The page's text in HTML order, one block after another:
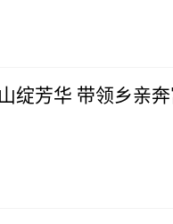
绽芳华 带领乡亲